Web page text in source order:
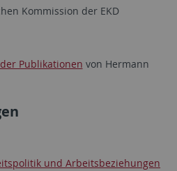
Kommission der EKD
Publikationen von Hermann
und Arbeitsbeziehungen